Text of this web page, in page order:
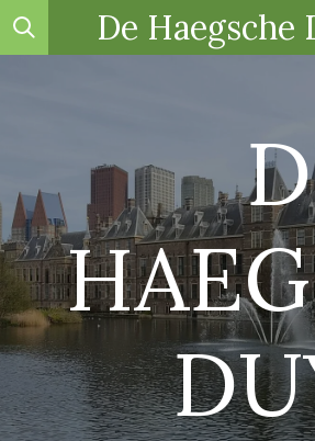
Ga
direct
De Haegsche